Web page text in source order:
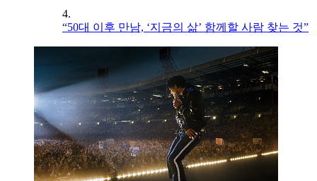
4.
“50대 이후 만남, ‘지금의 삶’ 함께할 사람 찾는 것”